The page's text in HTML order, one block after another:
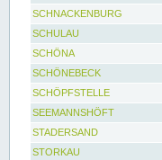
SCHNACKENBURG
SCHULAU
SCHÖNA
SCHÖNEBECK
SCHÖPFSTELLE
SEEMANNSHÖFT
STADERSAND
STORKAU